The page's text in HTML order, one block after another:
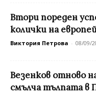
Втори пореден
колички на
Виктория Петрова - 08/09/
Везенков отново
смълча тълпата в